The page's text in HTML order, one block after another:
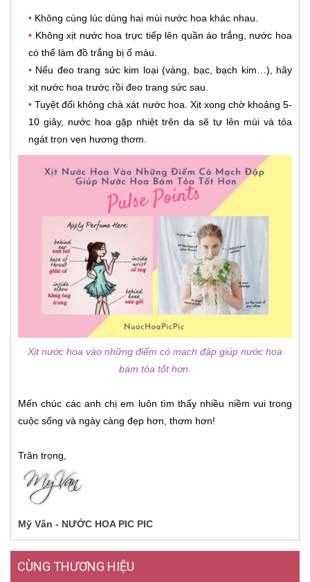
• Không cùng lúc dùng hai mùi nước hoa khác nhau.
• Không xịt nước hoa trực tiếp lên quần áo trắng, nước hoa
có thể làm đồ trắng bị ố màu.
• Nếu đeo trang sức kim loại (vàng, bạc, bạch kim…), hãy
xịt nước hoa trước rồi đeo trang sức sau.
• Tuyệt đối không chà xát nước hoa. Xịt xong chờ khoảng 5-
10 giây, nước hoa gặp nhiệt trên da sẽ tự lên mùi và tỏa
ngát trọn vẹn hương thơm.
Xịt nước hoa vào những điểm có mạch đập giúp nước hoa
bám tỏa tốt hơn.
Mến chúc các anh chị em luôn tìm thấy nhiều niềm vui trong
cuộc sống và ngày càng đẹp hơn, thơm hơn!
Trân trọng,
Mỹ Vân - NƯỚC HOA PIC PIC
CÙNG THƯƠNG HIỆU